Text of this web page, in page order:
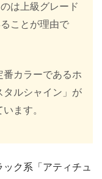
は上級グレード
ことが理由で
番カラーであるホ
タルシャイン」が
ます。
ク系「アティチュ